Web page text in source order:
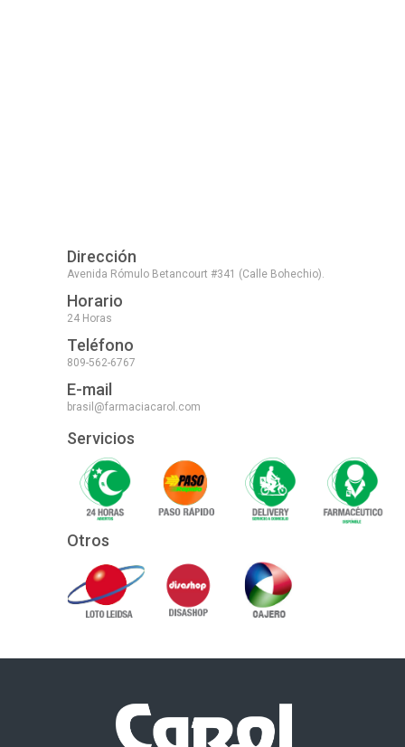
Dirección
Avenida Rómulo Betancourt #341 (Calle Bohechio).
Horario
24 Horas
Teléfono
809-562-6767
E-mail
brasil@farmaciacarol.com
Servicios
Otros